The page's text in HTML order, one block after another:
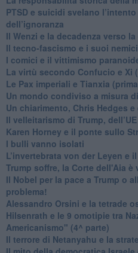
PTSD e suicidi svelano
dell’ignoranza
Il Wenzi e la decadenza verso
​Il tecno-fascismo e i suoi
​I comici e il vittimismo
​La virtù secondo Confucio e Xi
Le Pax imperiali e Tianxia
Un mondo condiviso a misura
​Un chiarimento, Chris Hedges
Il velleitarismo di Trump,
​Karen Horney e il ponte sullo
​I bulli vanno isolati
L’invertebrata von der Leyen e
Trump soffre, la Corte dell'Aia è
​Il Nobel per la pace a Trump o
problema!
​Alessandro Orsini e la tetrade
​Hilsenrath e le 9 omotipie tra
Americanismo" (4^ parte)
​Il terrore di Netanyahu e la